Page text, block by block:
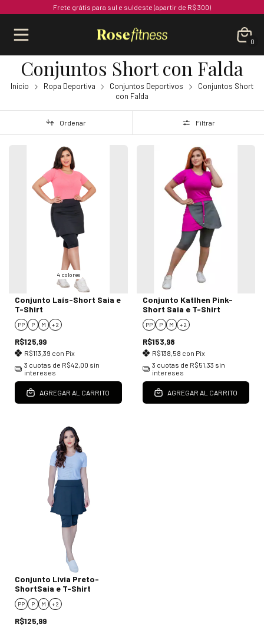
Frete grátis para sul e suldeste (apartir de R$ 300)
0
Conjuntos Short con Falda
Inicio Ropa Deportiva Conjuntos Deportivos
Conjuntos Short
con Falda
Ordenar Filtrar
4 colores
Conjunto Laís-Short Saia e
T-Shirt
PP P M + 2
R$125,99
R$113,39 con Pix
3 cuotas de R$42,00 sin
intereses
AGREGAR AL CARRITO
Conjunto Katlhen Pink-
Short Saia e T-Shirt
PP P M + 2
R$153,98
R$138,58 con Pix
3 cuotas de R$51,33 sin
intereses
AGREGAR AL CARRITO
Conjunto Lívia Preto-
ShortSaia e T-Shirt
PP P M + 2
R$125,99